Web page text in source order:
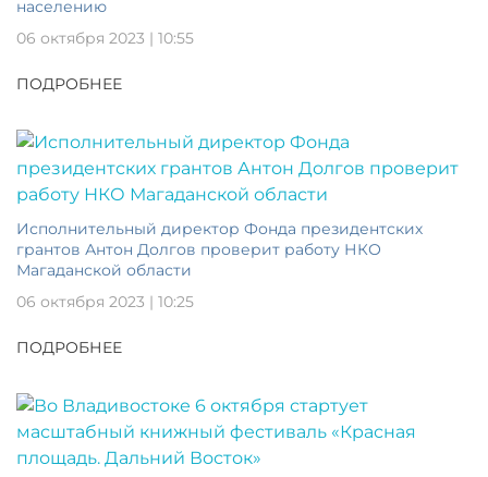
населению
06 октября 2023 | 10:55
ПОДРОБНЕЕ
Исполнительный директор Фонда президентских
грантов Антон Долгов проверит работу НКО
Магаданской области
06 октября 2023 | 10:25
ПОДРОБНЕЕ